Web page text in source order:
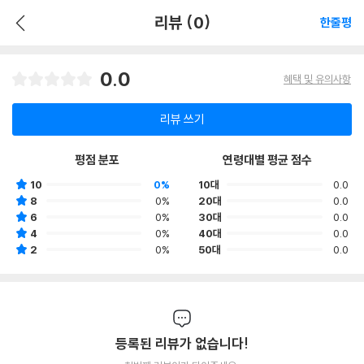
리뷰 (0) 한줄평
0.0 혜택 및 유의사항
리뷰 쓰기
평점 분포
10
0%
8
0%
6
0%
4
0%
2
0%
연령대별 평균 점수
10대
0.0
20대
0.0
30대
0.0
40대
0.0
50대
0.0
등록된 리뷰가 없습니다!